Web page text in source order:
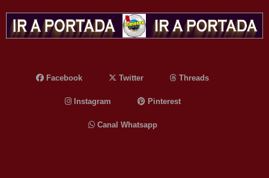
Facebook Twitter Threads
Instagram Pinterest
Canal Whatsapp